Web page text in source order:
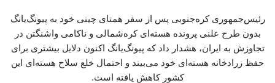
رئیس‌جمهوری کره‌جنوبی پس از سفر همتای چینی خود به پیونگ‌یانگ
بدون طرح علنی پرونده هسته‌ای کره‌شمالی و ناکامی واشنگتن در
تجاوزش به ایران، هشدار داد که پیونگ‌یانگ اکنون دلایل بیشتری برای
حفظ زرادخانه هسته‌ای خود می‌بیند و احتمال خلع سلاح هسته‌ای این
کشور کاهش یافته است.